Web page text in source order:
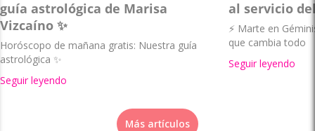
guía astrológica de Marisa
Vizcaíno ✨
Horóscopo de mañana gratis: Nuestra guía
astrológica ✨
Seguir leyendo
al servicio
⚡ Marte en
que cambia todo
Seguir leyendo
Más artículos